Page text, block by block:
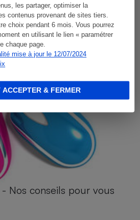
les partager, optimiser la
contenus provenant de sites tiers.
choix pendant 6 mois. Vous pourrez
en utilisant le lien « paramétrer
chaque page.
mise à jour le 12/07/2024
ACCEPTER & FERMER
Nos conseils pour vous